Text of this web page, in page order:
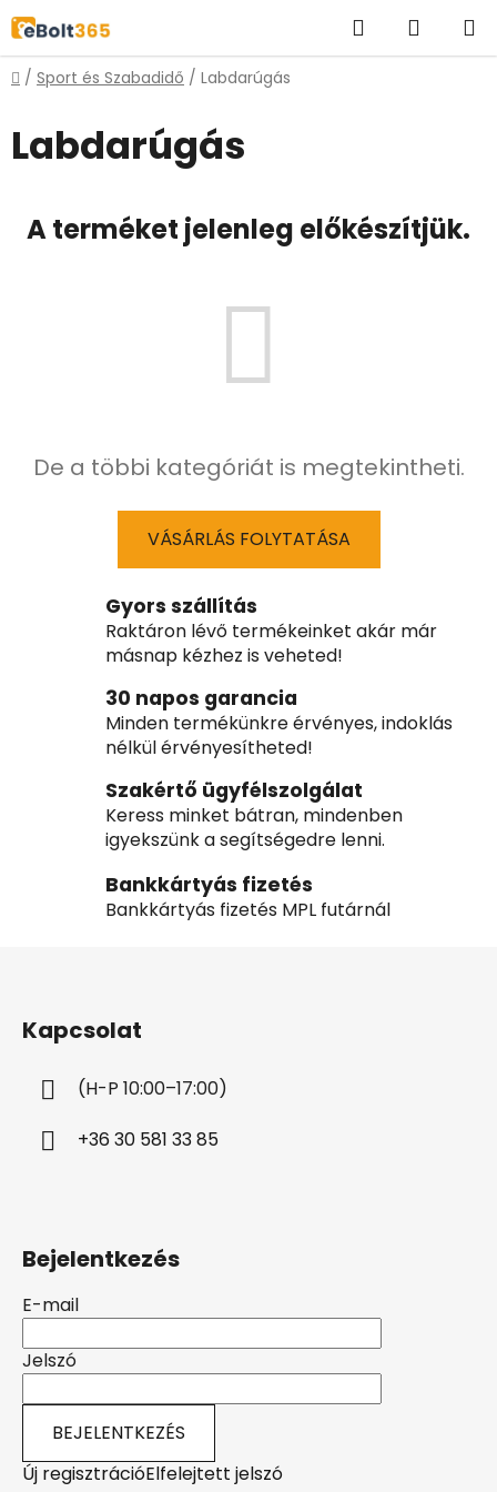
Ugrás
fő
tartalomhoz
KeresésKOSÁR
Kezdőlap
/ Sport és Szabadidő / Labdarúgás
Labdarúgás
A terméket jelenleg előkészítjük.
De a többi kategóriát is megtekintheti.
VÁSÁRLÁS FOLYTATÁSA
Gyors szállítás
Raktáron lévő termékeinket akár már
másnap kézhez is veheted!
30 napos garancia
Minden termékünkre érvényes, indoklás
nélkül érvényesítheted!
Szakértő ügyfélszolgálat
Keress minket bátran, mindenben
igyekszünk a segítségedre lenni.
Bankkártyás fizetés
Bankkártyás fizetés MPL futárnál
Kapcsolat
(H-P 10:00–17:00)
+36 30 581 33 85
Bejelentkezés
E-mail
Jelszó
BEJELENTKEZÉS
Új regisztrációElfelejtett jelszó